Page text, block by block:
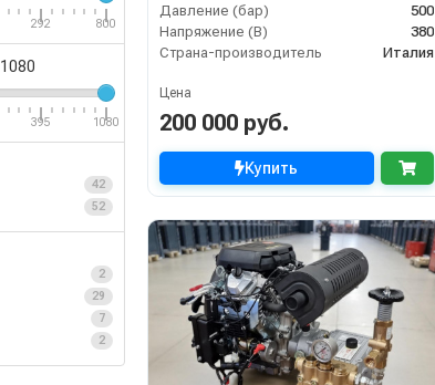
292 800
1080
395 1080
42
52
2
29
7
2
Давление (бар)
500
Напряжение (В)
380
Страна-производитель
Италия
Цена
200 000 руб.
Купить